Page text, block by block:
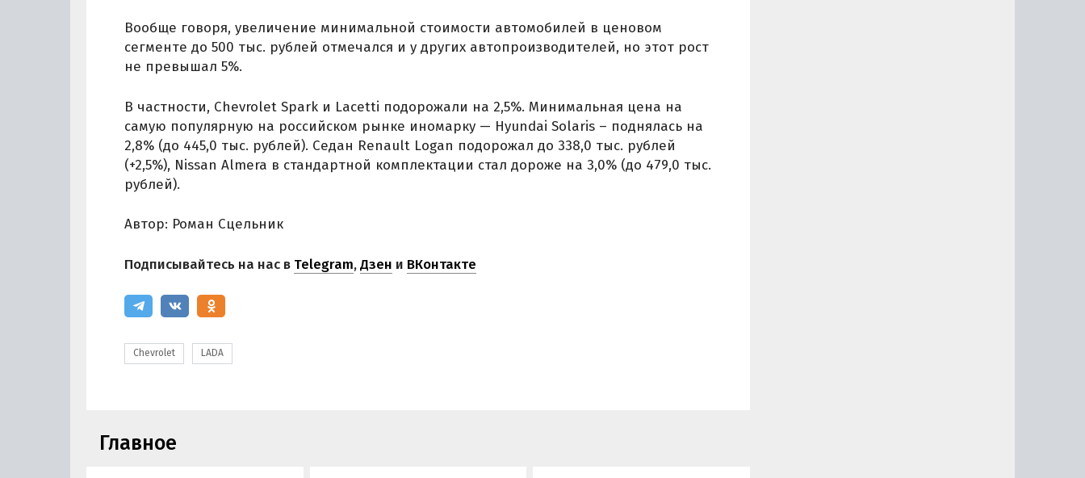
Вообще говоря, увеличение минимальной стоимости автомобилей в ценовом
сегменте до 500 тыс. рублей отмечался и у других автопроизводителей, но этот рост
не превышал 5%.
В частности, Chevrolet Spark и Lacetti подорожали на 2,5%. Минимальная цена на
самую популярную на российском рынке иномарку — Hyundai Solaris – поднялась на
2,8% (до 445,0 тыс. рублей). Седан Renault Logan подорожал до 338,0 тыс. рублей
(+2,5%), Nissan Almera в стандартной комплектации стал дороже на 3,0% (до 479,0 тыс.
рублей).
Автор: Роман Сцельник
Подписывайтесь на нас в Telegram,Дзен и ВКонтакте
Chevrolet LADA
Главное